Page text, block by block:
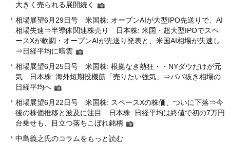
大きく売られる展開続く
相場展望6月29日号 米国株: オープンAIが大型IPO先送りで、AI
相場失速⇒半導体関連株売り 日本株: 米国・超大型IPOでスペ
ースXが軟調・オープンAIが先送り発表と、米国AI相場が失速し
⇒日経平均に暗雲
相場展望6月25日号 米国株: 根拠なき熱狂・・NYダウだけが元
気 日本株: 海外短期投機筋「売りたい強気」⇒ババ抜き相場の
日経平均へ
相場展望6月22日号 米国株: スペースXの株価、ついに下落⇒今
後の株価推移と波及に注目 日本株: 日経平均は終値で初の7万円
台乗せも、目立つ落ちこぼれ銘柄
中島義之氏のコラムをもっと読む